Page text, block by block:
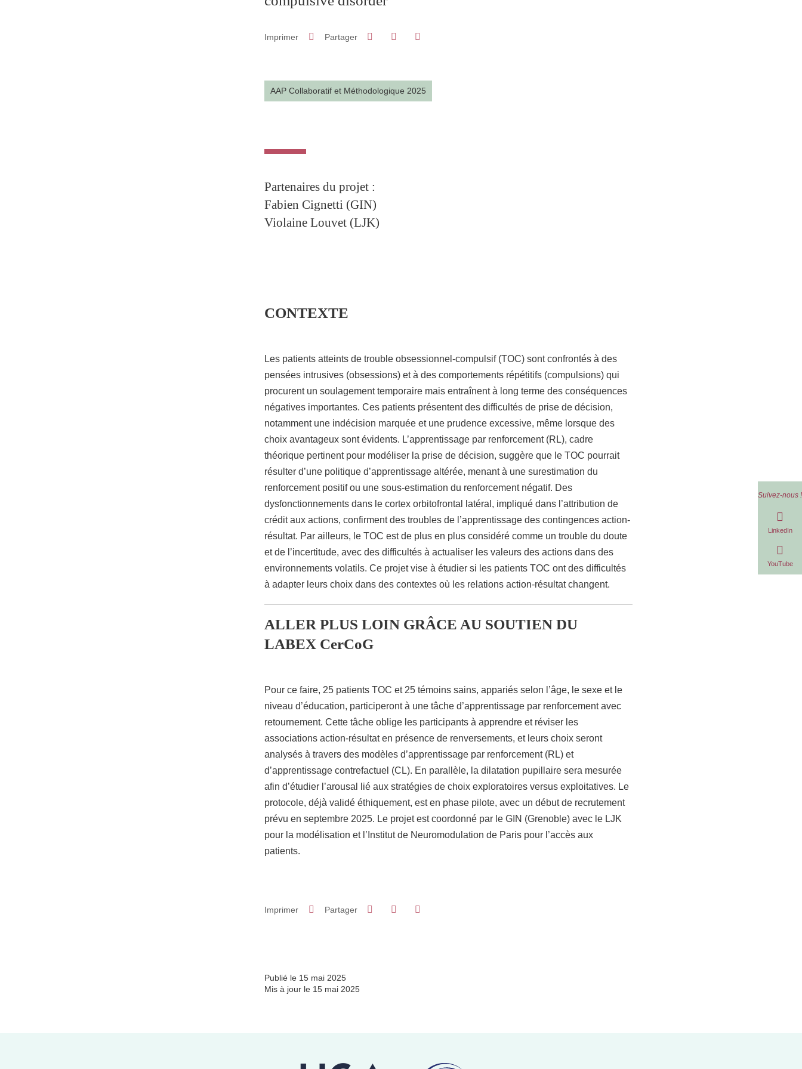
Suivez-nous !
LinkedIn
YouTube
Imprimer Partager Partager sur Facebook
Partager sur LinkedIn
AAP Collaboratif et Méthodologique 2025
Partenaires du projet :
Fabien Cignetti (GIN)
Violaine Louvet (LJK)
CONTEXTE
Les patients atteints de trouble obsessionnel-compulsif (TOC) sont confrontés à des
pensées intrusives (obsessions) et à des comportements répétitifs (compulsions) qui
procurent un soulagement temporaire mais entraînent à long terme des conséquences
négatives importantes. Ces patients présentent des difficultés de prise de décision,
notamment une indécision marquée et une prudence excessive, même lorsque des
choix avantageux sont évidents. L’apprentissage par renforcement (RL), cadre
théorique pertinent pour modéliser la prise de décision, suggère que le TOC pourrait
résulter d’une politique d’apprentissage altérée, menant à une surestimation du
renforcement positif ou une sous-estimation du renforcement négatif. Des
dysfonctionnements dans le cortex orbitofrontal latéral, impliqué dans l’attribution de
crédit aux actions, confirment des troubles de l’apprentissage des contingences action-
résultat. Par ailleurs, le TOC est de plus en plus considéré comme un trouble du doute
et de l’incertitude, avec des difficultés à actualiser les valeurs des actions dans des
environnements volatils. Ce projet vise à étudier si les patients TOC ont des difficultés
à adapter leurs choix dans des contextes où les relations action-résultat changent.
ALLER PLUS LOIN GRÂCE AU SOUTIEN DU
LABEX CerCoG
Pour ce faire, 25 patients TOC et 25 témoins sains, appariés selon l’âge, le sexe et le
niveau d’éducation, participeront à une tâche d’apprentissage par renforcement avec
retournement. Cette tâche oblige les participants à apprendre et réviser les
associations action-résultat en présence de renversements, et leurs choix seront
analysés à travers des modèles d’apprentissage par renforcement (RL) et
d’apprentissage contrefactuel (CL). En parallèle, la dilatation pupillaire sera mesurée
afin d’étudier l’arousal lié aux stratégies de choix exploratoires versus exploitatives. Le
protocole, déjà validé éthiquement, est en phase pilote, avec un début de recrutement
prévu en septembre 2025. Le projet est coordonné par le GIN (Grenoble) avec le LJK
pour la modélisation et l’Institut de Neuromodulation de Paris pour l’accès aux
patients.
Imprimer Partager Partager sur Facebook
Partager sur LinkedIn
Publié le 15 mai 2025
Mis à jour le 15 mai 2025